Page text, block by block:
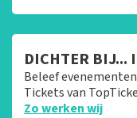
DICHTER BIJ...
Beleef
Tickets van
Zo werken wij